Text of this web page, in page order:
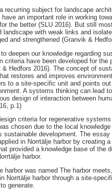
recurring subject for landscape
an important role in working
the better (SLU 2016). But still
landscape with weak links and
and strengthened (Granvik &
deepen our knowledge regarding
criteria have been developed for
& Hedfors 2016). The concept of
restores and improves
to a site-specific unit and points
A systems thinking can lead
design of interaction between
p.1)
criteria for regenerative
chosen due to the local
sustainable development. The
in Norrtälje harbor by creating
provided a knowledge base of the
harbor.
harbor was named The harbor
Norrtälje harbor through a site-
generate.